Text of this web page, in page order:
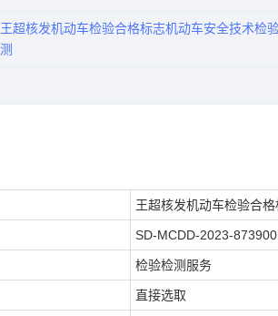
王超核发机动车检验合格标志机动车安全技术检
测
王超核发机动车检验合
SD-MCDD-2023-873900
检验检测服务
直接选取